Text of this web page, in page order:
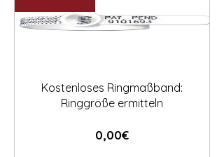
Kostenloses Ringmaßband:
Ringgröße ermitteln
0,00€Preis